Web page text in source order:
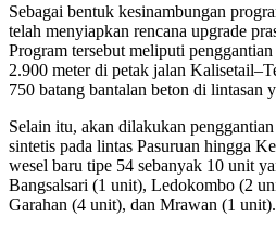
Sebagai bentuk kesinambungan
telah menyiapkan rencana upgrade
Program tersebut meliputi
2.900 meter di petak jalan
750 batang bantalan beton di lintasan
Selain itu, akan dilakukan
sintetis pada lintas Pasuruan hingga
wesel baru tipe 54 sebanyak 10 unit
Bangsalsari (1 unit), Ledokombo (2
Garahan (4 unit), dan Mrawan (1 unit).